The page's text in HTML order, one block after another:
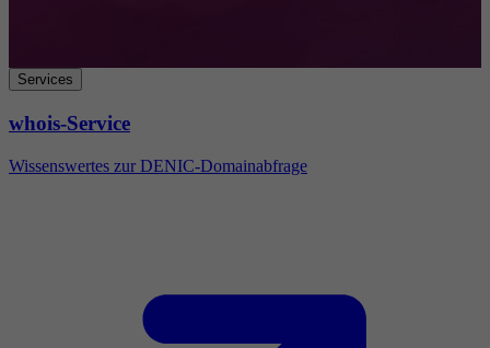
Services
whois-Service
Wissenswertes zur DENIC-Domainabfrage